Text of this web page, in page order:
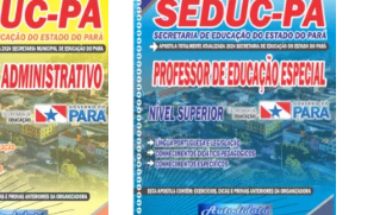
wishlist
wishlist